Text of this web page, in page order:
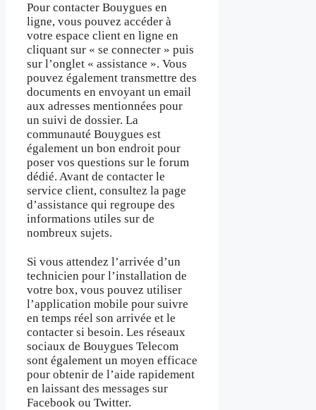
Pour contacter Bouygues en
ligne, vous pouvez accéder à
votre espace client en ligne en
cliquant sur « se connecter » puis
sur l’onglet « assistance ». Vous
pouvez également transmettre des
documents en envoyant un email
aux adresses mentionnées pour
un suivi de dossier. La
communauté Bouygues est
également un bon endroit pour
poser vos questions sur le forum
dédié. Avant de contacter le
service client, consultez la page
d’assistance qui regroupe des
informations utiles sur de
nombreux sujets.
Si vous attendez l’arrivée d’un
technicien pour l’installation de
votre box, vous pouvez utiliser
l’application mobile pour suivre
en temps réel son arrivée et le
contacter si besoin. Les réseaux
sociaux de Bouygues Telecom
sont également un moyen efficace
pour obtenir de l’aide rapidement
en laissant des messages sur
Facebook ou Twitter.